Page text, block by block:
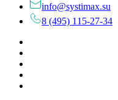
info@systimax.su
8 (495) 115-27-34